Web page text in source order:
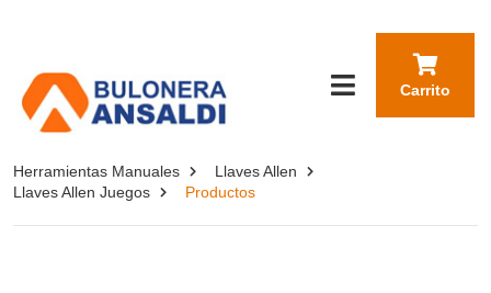
Carrito
Herramientas Manuales
Llaves Allen
Llaves Allen Juegos
Productos